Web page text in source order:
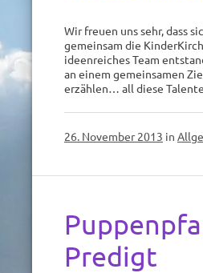
Wir freuen uns sehr, dass
gemeinsam die
ideenreiches Team
an einem gemeinsamen
erzählen… all diese
26. November 2013 in
Predigt